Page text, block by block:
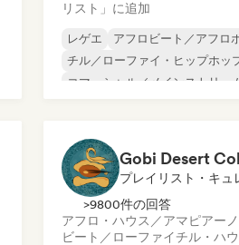
リスト」に追加
レゲエ
アフロビート／アフロ
チル／ローファイ・ヒップホッ
コマーシャル／メインストリーム
Gobi Desert
プレイリスト・キュ
>9800件の回答
アフロ・ハウス／アマピアーノ
ビート／ローファイチル・ハ